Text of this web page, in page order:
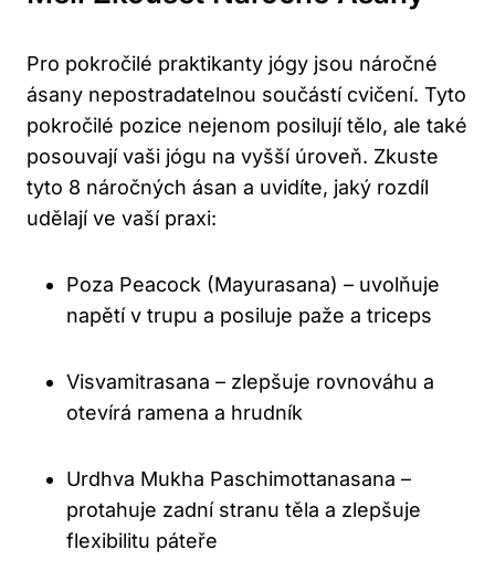
Pro pokročilé praktikanty jógy jsou náročné
ásany nepostradatelnou součástí cvičení. Tyto
pokročilé pozice nejenom posilují tělo, ale také
posouvají vaši jógu na vyšší úroveň. Zkuste
tyto 8 náročných ásan a uvidíte, jaký rozdíl
udělají ve vaší praxi:
Poza Peacock (Mayurasana) – uvolňuje
napětí v trupu a posiluje paže a triceps
Visvamitrasana – zlepšuje rovnováhu a
otevírá ramena a hrudník
Urdhva Mukha Paschimottanasana –
protahuje zadní stranu těla a zlepšuje
flexibilitu páteře